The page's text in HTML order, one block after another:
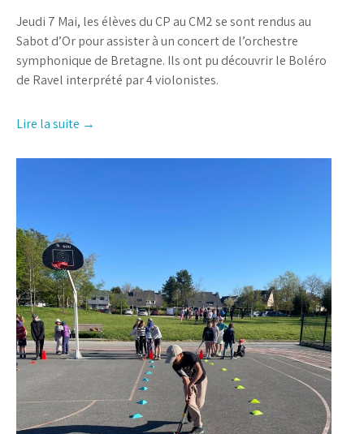
Jeudi 7 Mai, les élèves du CP au CM2 se sont rendus au
Sabot d’Or pour assister à un concert de l’orchestre
symphonique de Bretagne. Ils ont pu découvrir le Boléro
de Ravel interprété par 4 violonistes.
Lire la suite →